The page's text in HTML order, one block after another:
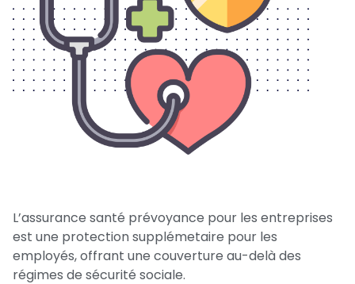
L’assurance santé prévoyance pour les entreprises
est une protection supplémetaire pour les
employés, offrant une couverture au-delà des
régimes de sécurité sociale.